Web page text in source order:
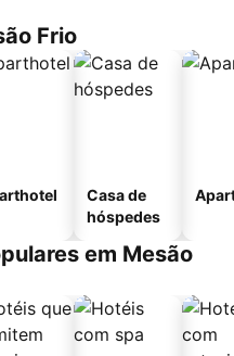
Frio
Casa de
hóspedes
em Mesão